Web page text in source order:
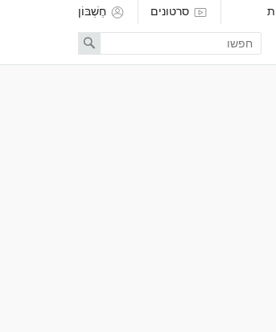
סרטונים חֶשְׁבּוֹן
Enter
search
term
Search